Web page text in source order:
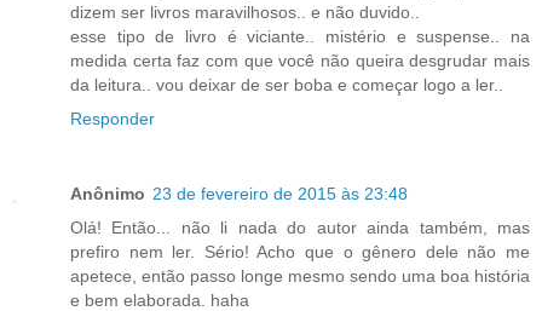
dizem ser livros maravilhosos.. e não duvido..
esse tipo de livro é viciante.. mistério e suspense.. na
medida certa faz com que você não queira desgrudar mais
da leitura.. vou deixar de ser boba e começar logo a ler..
Responder
Anônimo 23 de fevereiro de 2015 às 23:48
Olá! Então... não li nada do autor ainda também, mas
prefiro nem ler. Sério! Acho que o gênero dele não me
apetece, então passo longe mesmo sendo uma boa história
e bem elaborada. haha